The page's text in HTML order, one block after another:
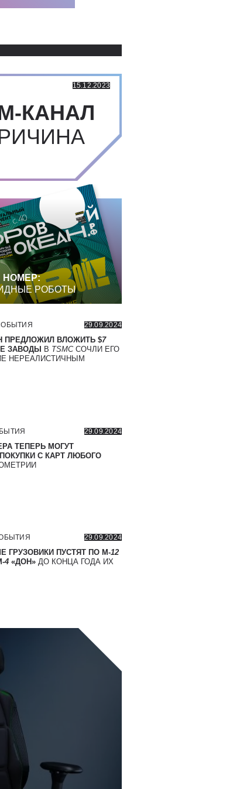
15.12.2023
КАНАЛ
НОМЕР:
РОБОТЫ
29.09.2024
ПРЕДЛОЖИЛ ВЛОЖИТЬ $7
ЗАВОДЫ
В TSMC СОЧЛИ ЕГО
НЕРЕАЛИСТИЧНЫМ
29.09.2024
ТЕПЕРЬ МОГУТ
С КАРТ ЛЮБОГО
29.09.2024
ГРУЗОВИКИ ПУСТЯТ ПО М-12
4 «ДОН» ДО КОНЦА ГОДА ИХ